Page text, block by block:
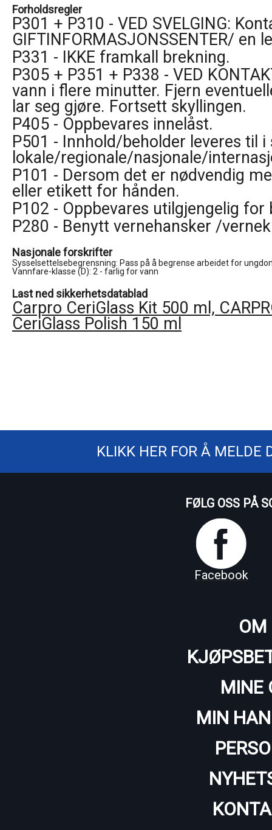
Forholdsregler
P301 + P310 - VED SVELGING:
GIFTINFORMASJONSSENTER/ en
P331 - IKKE framkall brekning.
P305 + P351 + P338 - VED
vann i flere minutter. Fjern
lar seg gjøre. Fortsett skyllingen.
P405 - Oppbevares innelåst.
P501 - Innhold/beholder leveres til
lokale/regionale/nasjonale/
P101 - Dersom det er nødvendig
eller etikett for hånden.
P102 - Oppbevares utilgjengelig for
P280 - Benytt vernehansker /
Nasjonale forskrifter
Sysselsettelsebegrensning: Pass på å begrense arbeidet for
Vannfare-klasse (D): 2 - farlig for vann
Last ned sikkerhetsdatablad
Carpro CeriGlass Kit 500 ml,
CeriGlass Polish 150 ml
KLIKK HER FOR Å MELDE
FØLG OSS PÅ
Facebook
OM
MINE
MIN